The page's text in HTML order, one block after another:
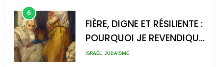
l’antisémitisme
admin 0
6
FIÈRE, DIGNE ET RÉSILIENTE :
POURQUOI JE REVENDIQUE
MA JUDAÏTE par Thérèse
ISRAÉL JUDAISME